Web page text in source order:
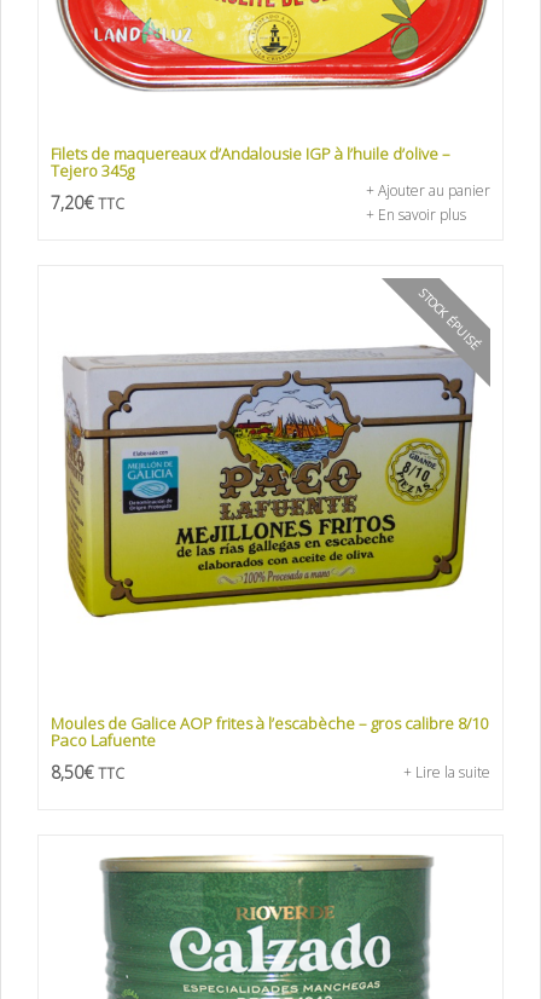
Filets de maquereaux d’Andalousie IGP à l’huile d’olive –
Tejero 345g
7,20€ TTC
+ Ajouter au panier
+ En savoir plus
STOCK ÉPUISÉ
Moules de Galice AOP frites à l’escabèche – gros calibre 8/10
Paco Lafuente
8,50€ TTC + Lire la suite